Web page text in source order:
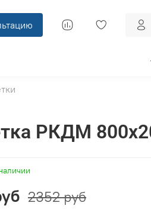
РКДМ
2352 руб